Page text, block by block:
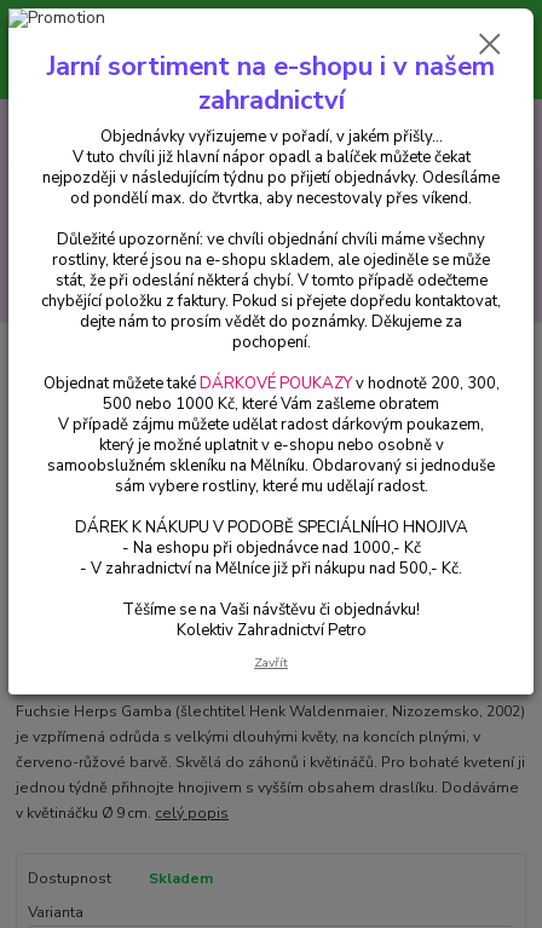
Minimální hodnota pro odeslání z e-shopu je 300 Kč.
V tuto chvíli již hlavní nápor objednávek opadl a balíček můžete čekat
nejpozději v následujícím týdnu po přijetí objednávky. Objednávky
vyřizujeme v pořadí, v jakém přišly...
Menu
CZK
Hledat
+420 602 223 614
Herps Gamba Fuchsie (Šl. Henk
Waldenmaier,NL,2002) 742
Ohodnotit produkt
Fuchsie Herps Gamba (šlechtitel Henk Waldenmaier, Nizozemsko, 2002)
je vzpřímená odrůda s velkými dlouhými květy, na koncích plnými, v
červeno-růžové barvě. Skvělá do záhonů i květináčů. Pro bohaté kvetení ji
jednou týdně přihnojte hnojivem s vyšším obsahem draslíku. Dodáváme
v květináčku Ø 9 cm. celý popis
Dostupnost
Skladem
Varianta
Jarní sortiment na e-shopu i v našem
zahradnictví
Objednávky vyřizujeme v pořadí, v jakém přišly...
V tuto chvíli již hlavní nápor opadl a balíček můžete čekat
nejpozději v následujícím týdnu po přijetí objednávky. Odesíláme
od pondělí max. do čtvrtka, aby necestovaly přes víkend.
Důležité upozornění: ve chvíli objednání chvíli máme všechny
rostliny, které jsou na e-shopu skladem, ale ojediněle se může
stát, že při odeslání některá chybí. V tomto případě odečteme
chybějící položku z faktury. Pokud si přejete dopředu kontaktovat,
dejte nám to prosím vědět do poznámky. Děkujeme za
pochopení.
Objednat můžete takéDÁRKOVÉ POUKAZYv hodnotě 200, 300,
500 nebo 1000 Kč, které Vám zašleme obratem
V případě zájmu můžete udělat radost dárkovým poukazem,
který je možné uplatnit v e-shopu nebo osobně v
samoobslužném skleníku na Mělníku. Obdarovaný si jednoduše
sám vybere rostliny, které mu udělají radost.
DÁREK K NÁKUPU V PODOBĚ SPECIÁLNÍHO HNOJIVA
- Na eshopu při objednávce nad 1000,- Kč
- V zahradnictví na Mělníce již při nákupu nad 500,- Kč.
Těšíme se na Vaši návštěvu či objednávku!
Kolektiv Zahradnictví Petro
Zavřít